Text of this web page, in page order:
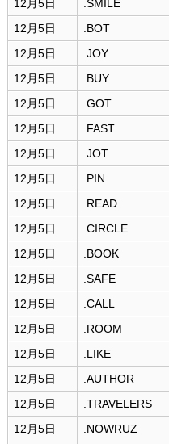
12月5日
.SMILE
12月5日
.BOT
12月5日
.JOY
12月5日
.BUY
12月5日
.GOT
12月5日
.FAST
12月5日
.JOT
12月5日
.PIN
12月5日
.READ
12月5日
.CIRCLE
12月5日
.BOOK
12月5日
.SAFE
12月5日
.CALL
12月5日
.ROOM
12月5日
.LIKE
12月5日
.AUTHOR
12月5日
.TRAVELERS
12月5日
.NOWRUZ